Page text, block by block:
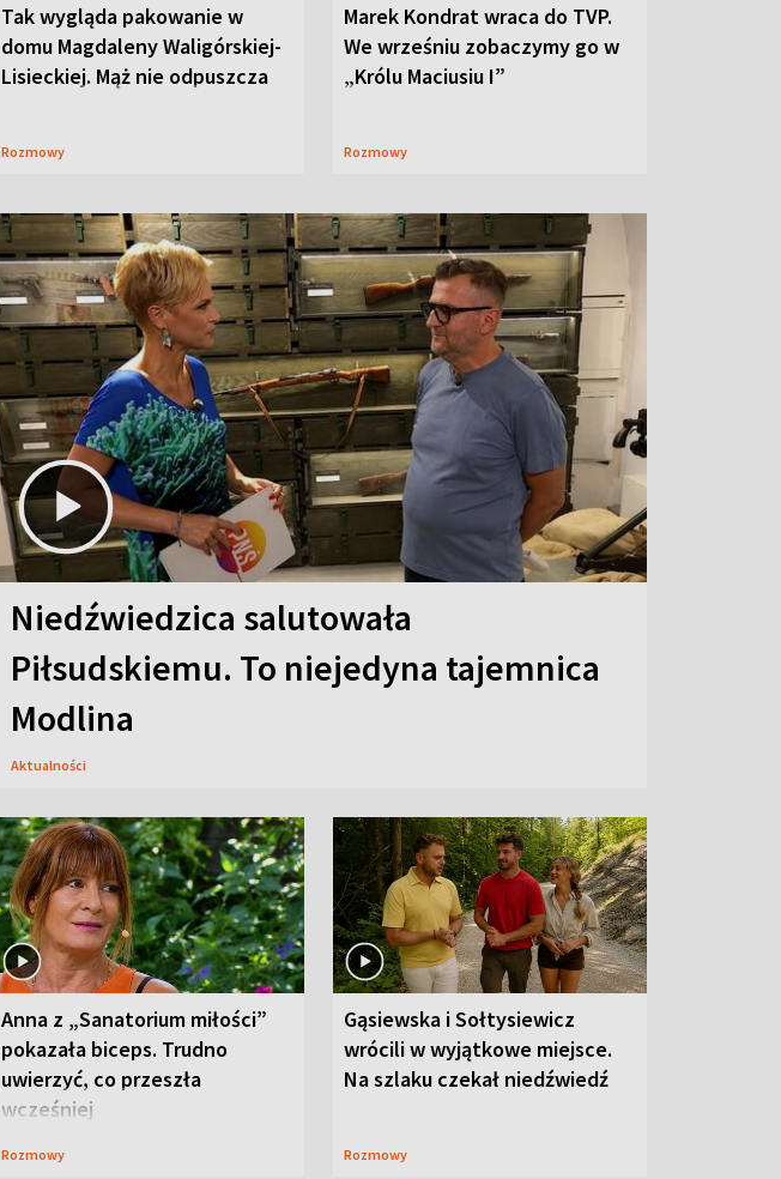
Tak wygląda pakowanie w
domu Magdaleny Waligórskiej-
Lisieckiej. Mąż nie odpuszcza
Rozmowy
Marek Kondrat wraca do TVP.
We wrześniu zobaczymy go w
„Królu Maciusiu I”
Rozmowy
Niedźwiedzica salutowała
Piłsudskiemu. To niejedyna tajemnica
Modlina
Aktualności
Anna z „Sanatorium miłości”
pokazała biceps. Trudno
uwierzyć, co przeszła
wcześniej
Rozmowy
Gąsiewska i Sołtysiewicz
wrócili w wyjątkowe miejsce.
Na szlaku czekał niedźwiedź
Rozmowy